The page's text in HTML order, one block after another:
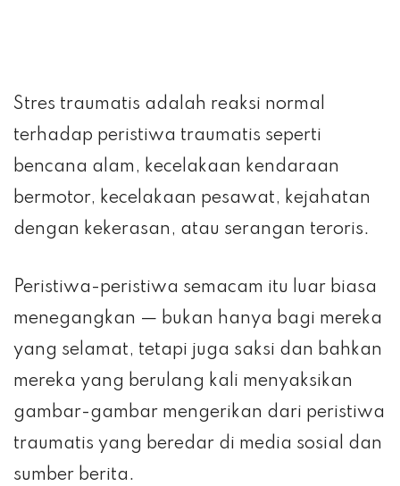
Stres traumatis adalah reaksi normal
terhadap peristiwa traumatis seperti
bencana alam, kecelakaan kendaraan
bermotor, kecelakaan pesawat, kejahatan
dengan kekerasan, atau serangan teroris.
Peristiwa-peristiwa semacam itu luar biasa
menegangkan — bukan hanya bagi mereka
yang selamat, tetapi juga saksi dan bahkan
mereka yang berulang kali menyaksikan
gambar-gambar mengerikan dari peristiwa
traumatis yang beredar di media sosial dan
sumber berita.